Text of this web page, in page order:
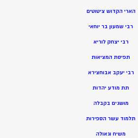
הארי הקדוש ציטוטים
רבי שמעון בר יוחאי
רבי יצחק לוריא
תפיסת המציאות
רבי יעקב אבוחצירא
תת מודע יהדות
מושגים בקבלה
תלמוד עשר הספירות
משיח וגאולה